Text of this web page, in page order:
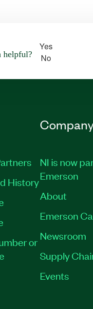
helpful?
Yes
No
History
or
NI is now
Emerson
About
Emerson
Newsroom
Supply
Events